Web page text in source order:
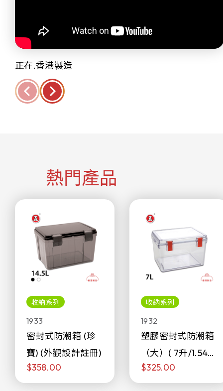
正在.香港製造
熱門產品
收納系列
1933
密封式防潮箱 (珍
寶) (外觀設計註冊)
$358.00
收納系列
1932
塑膠密封式防潮箱
（大）( 7升/1.54加
侖)
$325.00